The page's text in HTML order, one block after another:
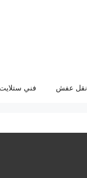
نقل عفش فني ستلايت